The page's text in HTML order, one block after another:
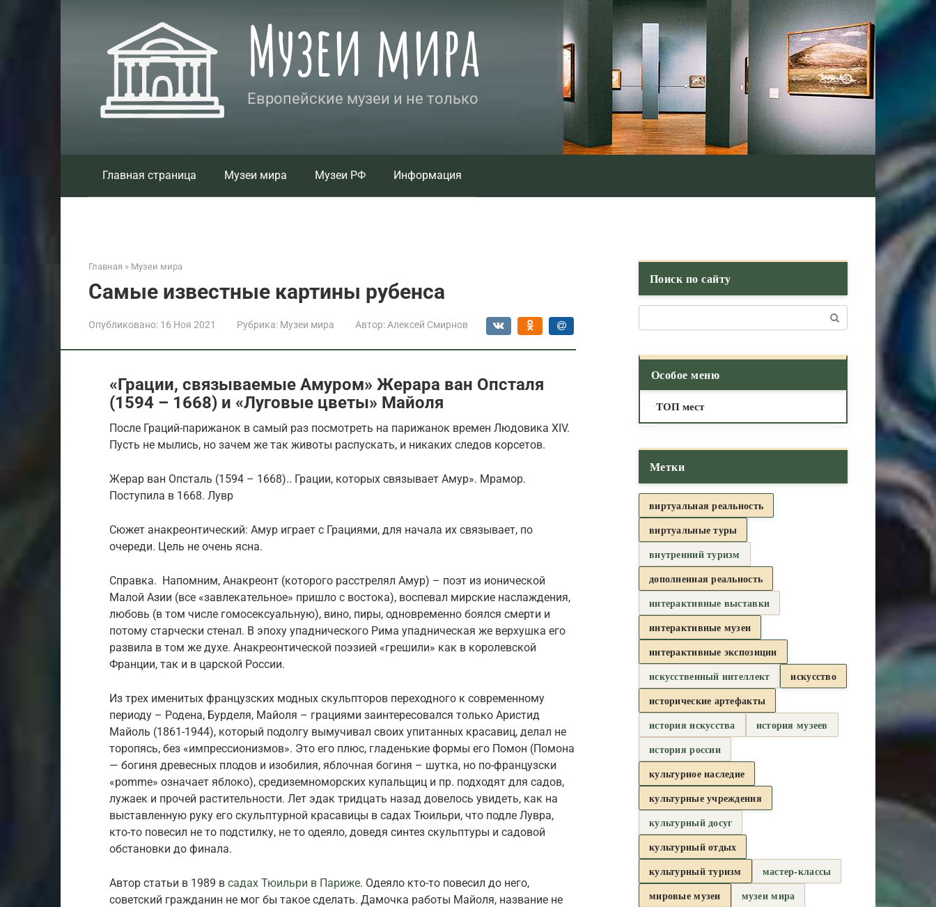
Музеи мира
Европейские музеи и не только
Главная страница Музеи мира Музеи РФ Информация
Главная » Музеи мира
Самые известные картины рубенса
Опубликовано: 16 Ноя 2021 Рубрика: Музеи мира Автор: Алексей Смирнов
«Грации, связываемые Амуром» Жерара ван Опсталя
(1594 – 1668) и «Луговые цветы» Майоля
После Граций-парижанок в самый раз посмотреть на парижанок времен Людовика XIV.
Пусть не мылись, но зачем же так животы распускать, и никаких следов корсетов.
Жерар ван Опсталь (1594 – 1668).. Грации, которых связывает Амур». Мрамор.
Поступила в 1668. Лувр
Сюжет анакреонтический: Амур играет с Грациями, для начала их связывает, по
очереди. Цель не очень ясна.
Справка. Напомним, Анакреонт (которого расстрелял Амур) – поэт из ионической
Малой Азии (все «завлекательное» пришло с востока), воспевал мирские наслаждения,
любовь (в том числе гомосексуальную), вино, пиры, одновременно боялся смерти и
потому старчески стенал. В эпоху упаднического Рима упадническая же верхушка его
развила в том же духе. Анакреонтической поэзией «грешили» как в королевской
Франции, так и в царской России.
Из трех именитых французских модных скульпторов переходного к современному
периоду – Родена, Бурделя, Майоля – грациями заинтересовался только Аристид
Майоль (1861-1944), который подолгу вымучивал своих упитанных красавиц, делал не
торопясь, без «импрессионизмов». Это его плюс, гладенькие формы его Помон (Помона
— богиня древесных плодов и изобилия, яблочная богиня – шутка, но по-французски
«pomme» означает яблоко), средиземноморских купальщиц и пр. подходят для садов,
лужаек и прочей растительности. Лет эдак тридцать назад довелось увидеть, как на
выставленную руку его скульптурной красавицы в садах Тюильри, что подле Лувра,
кто-то повесил не то подстилку, не то одеяло, доведя синтез скульптуры и садовой
обстановки до финала.
Автор статьи в 1989 в садах Тюильри в Париже. Одеяло кто-то повесил до него,
советский гражданин не мог бы такое сделать. Дамочка работы Майоля, название не
Поиск по сайту
Особое меню
ТОП мест
Метки
виртуальная реальность
виртуальные туры
внутренний туризм
дополненная реальность
интерактивные выставки
интерактивные музеи
интерактивные экспозиции
искусственный интеллект
искусство
исторические артефакты
история искусства
история музеев
история россии
культурное наследие
культурные учреждения
культурный досуг
культурный отдых
культурный туризм
мастер-классы
мировые музеи
музеи мира